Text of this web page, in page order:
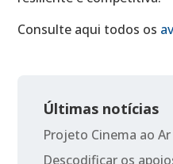
Consulte aqui todos os
Últimas notícias
Projeto Cinema ao
Descodificar os